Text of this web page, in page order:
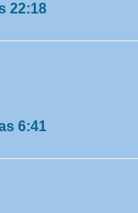
22:18
6:41